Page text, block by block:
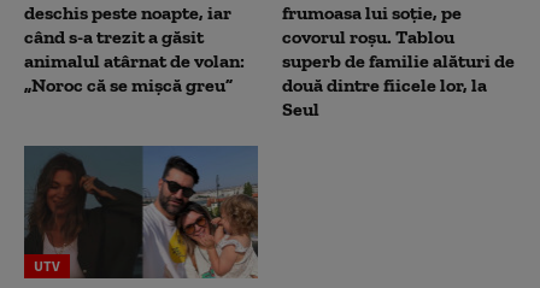
deschis peste noapte, iar
când s-a trezit a găsit
animalul atârnat de volan:
„Noroc că se mișcă greu”
frumoasa lui soție, pe
covorul roșu. Tablou
superb de familie alături de
două dintre fiicele lor, la
Seul
UTV